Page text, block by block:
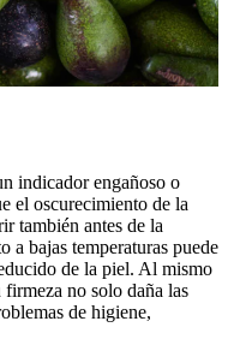
indicador engañoso o
el oscurecimiento de la
también antes de la
a bajas temperaturas puede
de la piel. Al mismo
no solo daña las
de higiene,